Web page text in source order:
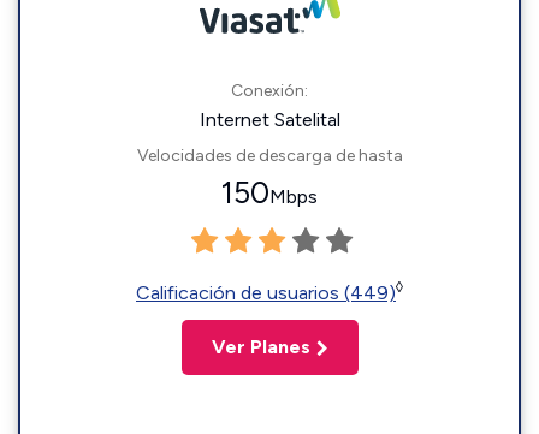
Conexión:
Internet Satelital
Velocidades de descarga de hasta
150Mbps
Calificación de usuarios (449)◊
Ver Planes